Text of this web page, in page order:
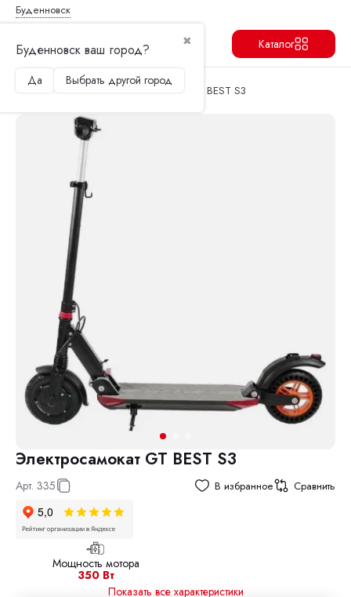
Буденновск
✖
Буденновск ваш город?
Да Выбрать другой город
Каталог
Главная Архив Электросамокат GT BEST S3
Электросамокат GT BEST S3
Арт. 335 В избранное Сравнить
Мощность мотора
350 Вт
Показать все характеристики
Продолжить Перейти в корзину